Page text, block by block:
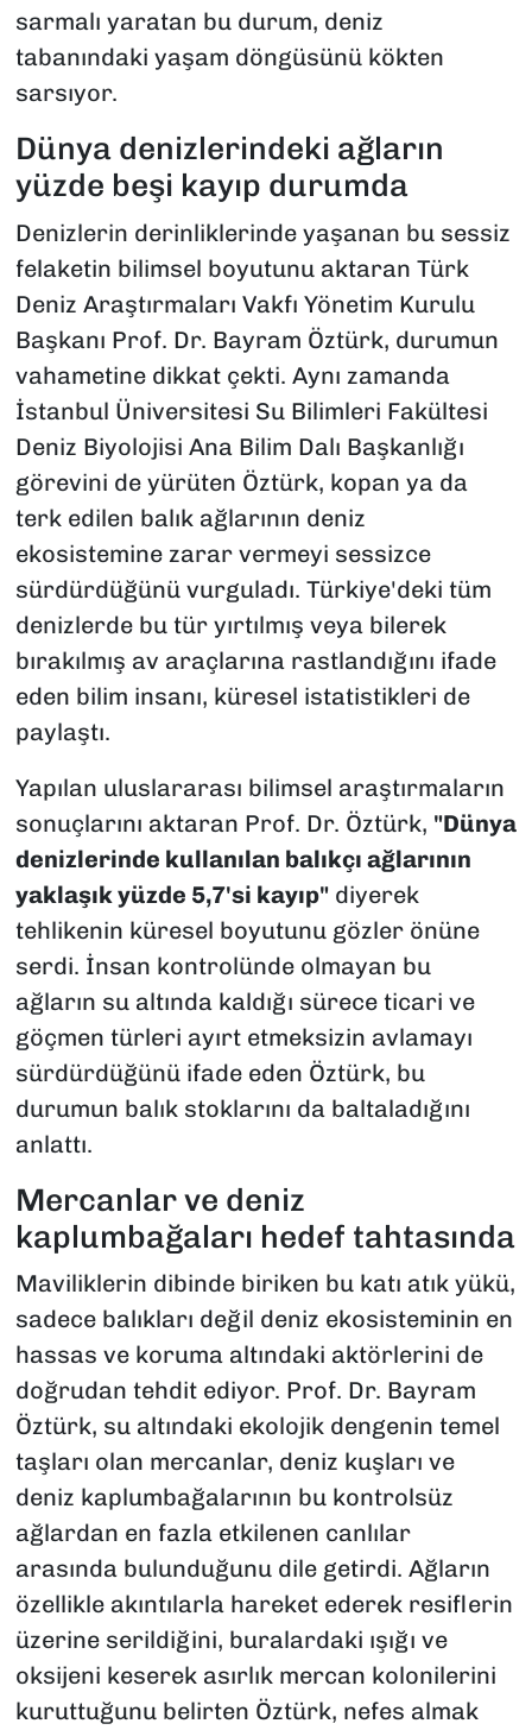
sarmalı yaratan bu durum, deniz
tabanındaki yaşam döngüsünü kökten
sarsıyor.
Dünya denizlerindeki ağların
yüzde beşi kayıp durumda
Denizlerin derinliklerinde yaşanan bu sessiz
felaketin bilimsel boyutunu aktaran Türk
Deniz Araştırmaları Vakfı Yönetim Kurulu
Başkanı Prof. Dr. Bayram Öztürk, durumun
vahametine dikkat çekti. Aynı zamanda
İstanbul Üniversitesi Su Bilimleri Fakültesi
Deniz Biyolojisi Ana Bilim Dalı Başkanlığı
görevini de yürüten Öztürk, kopan ya da
terk edilen balık ağlarının deniz
ekosistemine zarar vermeyi sessizce
sürdürdüğünü vurguladı. Türkiye'deki tüm
denizlerde bu tür yırtılmış veya bilerek
bırakılmış av araçlarına rastlandığını ifade
eden bilim insanı, küresel istatistikleri de
paylaştı.
Yapılan uluslararası bilimsel araştırmaların
sonuçlarını aktaran Prof. Dr. Öztürk, "Dünya
denizlerinde kullanılan balıkçı ağlarının
yaklaşık yüzde 5,7'si kayıp"diyerek
tehlikenin küresel boyutunu gözler önüne
serdi. İnsan kontrolünde olmayan bu
ağların su altında kaldığı sürece ticari ve
göçmen türleri ayırt etmeksizin avlamayı
sürdürdüğünü ifade eden Öztürk, bu
durumun balık stoklarını da baltaladığını
anlattı.
Mercanlar ve deniz
kaplumbağaları hedef tahtasında
Maviliklerin dibinde biriken bu katı atık yükü,
sadece balıkları değil deniz ekosisteminin en
hassas ve koruma altındaki aktörlerini de
doğrudan tehdit ediyor. Prof. Dr. Bayram
Öztürk, su altındaki ekolojik dengenin temel
taşları olan mercanlar, deniz kuşları ve
deniz kaplumbağalarının bu kontrolsüz
ağlardan en fazla etkilenen canlılar
arasında bulunduğunu dile getirdi. Ağların
özellikle akıntılarla hareket ederek resiflerin
üzerine serildiğini, buralardaki ışığı ve
oksijeni keserek asırlık mercan kolonilerini
kuruttuğunu belirten Öztürk, nefes almak